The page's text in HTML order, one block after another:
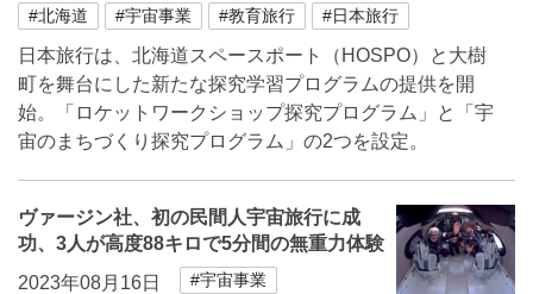
#北海道 #宇宙事業 #教育旅行 #日本旅行
日本旅行は、北海道スペースポート（HOSPO）と大樹
町を舞台にした新たな探究学習プログラムの提供を開
始。「ロケットワークショップ探究プログラム」と「宇
宙のまちづくり探究プログラム」の2つを設定。
ヴァージン社、初の民間人宇宙旅行に成
功、3人が高度88キロで5分間の無重力体験
2023年08月16日
#宇宙事業